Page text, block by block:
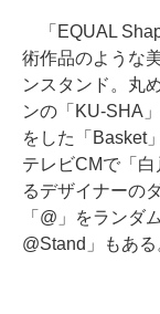
「EQUAL
術作品のような
ンスタンド。丸
ンの「KU-SHA
をした「Basket
テレビCMで「
るデザイナーの
「@」をランダ
@Stand」もある